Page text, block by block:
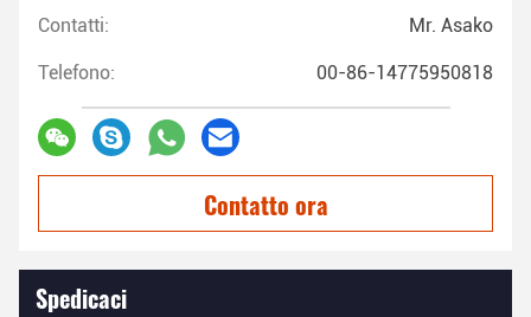
Contatti: Mr. Asako
Telefono: 00-86-14775950818
Contatto ora
Spedicaci